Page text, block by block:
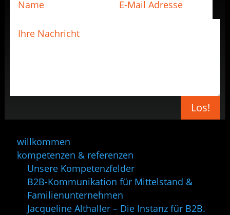
Los!
willkommen
kompetenzen & referenzen
Unsere Kompetenzfelder
B2B-Kommunikation für Mittelstand &
Familienunternehmen
Jacqueline Althaller – Die Instanz für B2B.